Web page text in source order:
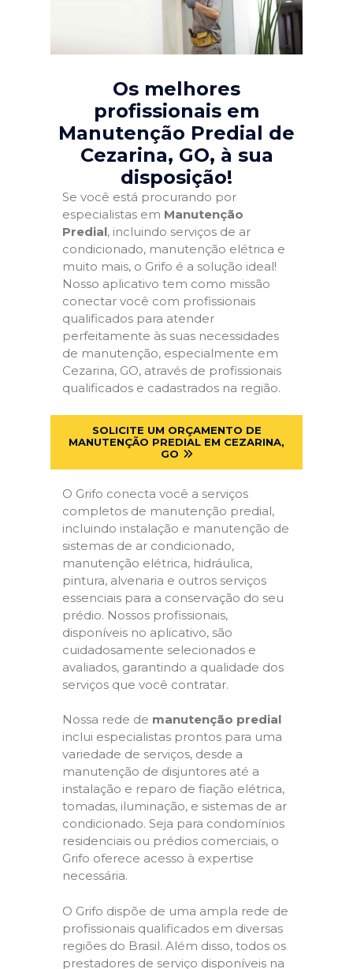
Os melhores
profissionais em
Manutenção Predial de
Cezarina, GO, à sua
disposição!
Se você está procurando por
especialistas em Manutenção
Predial, incluindo serviços de ar
condicionado, manutenção elétrica e
muito mais, o Grifo é a solução ideal!
Nosso aplicativo tem como missão
conectar você com profissionais
qualificados para atender
perfeitamente às suas necessidades
de manutenção, especialmente em
Cezarina, GO, através de profissionais
qualificados e cadastrados na região.
SOLICITE UM ORÇAMENTO DE
MANUTENÇÃO PREDIAL EM CEZARINA,
GO
O Grifo conecta você a serviços
completos de manutenção predial,
incluindo instalação e manutenção de
sistemas de ar condicionado,
manutenção elétrica, hidráulica,
pintura, alvenaria e outros serviços
essenciais para a conservação do seu
prédio. Nossos profissionais,
disponíveis no aplicativo, são
cuidadosamente selecionados e
avaliados, garantindo a qualidade dos
serviços que você contratar.
Nossa rede de manutenção predial
inclui especialistas prontos para uma
variedade de serviços, desde a
manutenção de disjuntores até a
instalação e reparo de fiação elétrica,
tomadas, iluminação, e sistemas de ar
condicionado. Seja para condomínios
residenciais ou prédios comerciais, o
Grifo oferece acesso à expertise
necessária.
O Grifo dispõe de uma ampla rede de
profissionais qualificados em diversas
regiões do Brasil. Além disso, todos os
prestadores de serviço disponíveis na